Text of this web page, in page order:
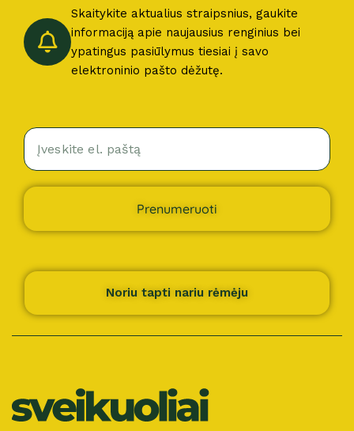
Skaitykite aktualius straipsnius, gaukite
informaciją apie naujausius renginius bei
ypatingus pasiūlymus tiesiai į savo
elektroninio pašto dėžutę.
Prenumeruoti
Noriu tapti nariu rėmėju